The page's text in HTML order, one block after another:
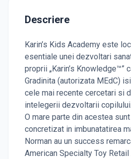
Descriere
Karin’s Kids Academy este
esentiale unei dezvoltari
proprii „Karin’s
Gradinita (autorizata MEdC)
cele mai recente cercetari si
intelegerii dezvoltarii copilului.
O mare parte din acestea
concretizat in imbunatatirea
Norman au un success
American Specialty Toy